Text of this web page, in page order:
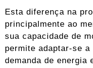
Esta diferença na
principalmente ao
sua capacidade de
permite adaptar-se
demanda de energia